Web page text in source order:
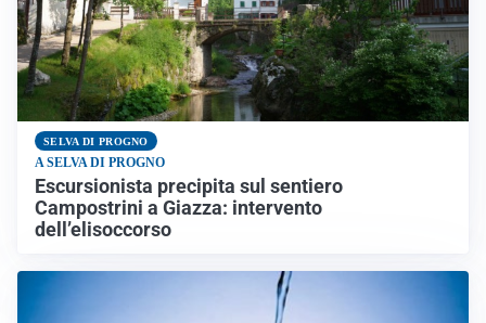
SELVA DI PROGNO
A SELVA DI PROGNO
Escursionista precipita sul sentiero
Campostrini a Giazza: intervento
dell’elisoccorso